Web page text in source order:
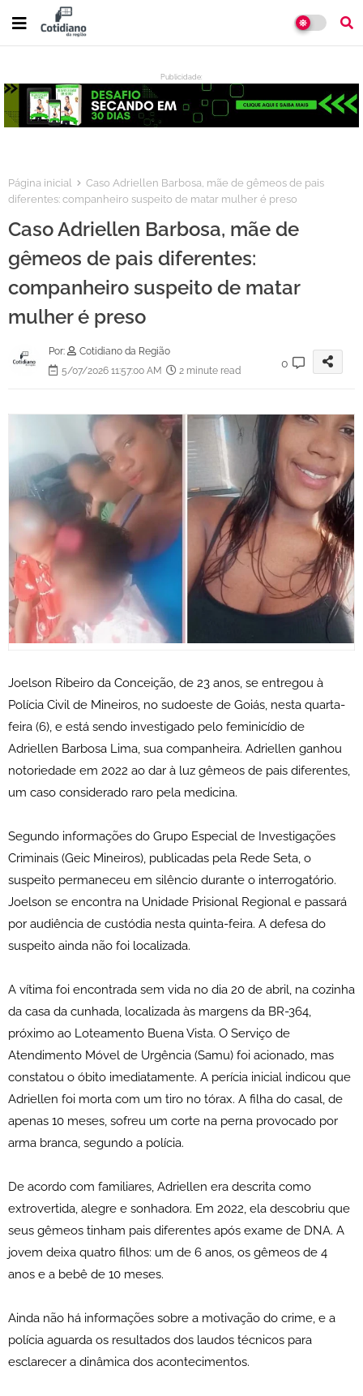
Publicidade:
:
Página inicial
Caso Adriellen Barbosa, mãe de gêmeos de pais
diferentes: companheiro suspeito de matar mulher é preso
Caso Adriellen Barbosa, mãe de
gêmeos de pais diferentes:
companheiro suspeito de matar
mulher é preso
Por:
Cotidiano da Região
5/07/2026 11:57:00 AM
2 minute read
0
Joelson Ribeiro da Conceição, de 23 anos, se entregou à
Polícia Civil de Mineiros, no sudoeste de Goiás, nesta quarta-
feira (6), e está sendo investigado pelo feminicídio de
Adriellen Barbosa Lima, sua companheira. Adriellen ganhou
notoriedade em 2022 ao dar à luz gêmeos de pais diferentes,
um caso considerado raro pela medicina.
Segundo informações do Grupo Especial de Investigações
Criminais (Geic Mineiros), publicadas pela Rede Seta, o
suspeito permaneceu em silêncio durante o interrogatório.
Joelson se encontra na Unidade Prisional Regional e passará
por audiência de custódia nesta quinta-feira. A defesa do
suspeito ainda não foi localizada.
A vítima foi encontrada sem vida no dia 20 de abril, na cozinha
da casa da cunhada, localizada às margens da BR-364,
próximo ao Loteamento Buena Vista. O Serviço de
Atendimento Móvel de Urgência (Samu) foi acionado, mas
constatou o óbito imediatamente. A perícia inicial indicou que
Adriellen foi morta com um tiro no tórax. A filha do casal, de
apenas 10 meses, sofreu um corte na perna provocado por
arma branca, segundo a polícia.
De acordo com familiares, Adriellen era descrita como
extrovertida, alegre e sonhadora. Em 2022, ela descobriu que
seus gêmeos tinham pais diferentes após exame de DNA. A
jovem deixa quatro filhos: um de 6 anos, os gêmeos de 4
anos e a bebê de 10 meses.
Ainda não há informações sobre a motivação do crime, e a
polícia aguarda os resultados dos laudos técnicos para
esclarecer a dinâmica dos acontecimentos.